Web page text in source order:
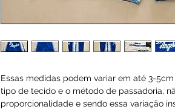
Essas medidas podem variar em até 3-
tipo de tecido e o método de passadoria,
proporcionalidade e sendo essa variação